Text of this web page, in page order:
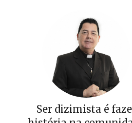
Ser dizimista é